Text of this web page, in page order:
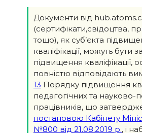
Документи від
(сертифікати,свідоцтва,
тощо), як суб’єкта
кваліфікації, можуть бути
підвищення кваліфікації,
повністю відповідають
13 Порядку підвищення
педагогічних та науково-
працівників, що
постановою Кабінету
№800 від 21.08.2019 р., і